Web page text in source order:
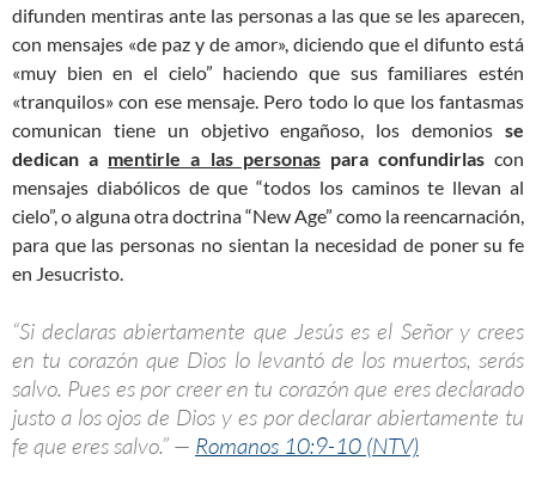
difunden mentiras ante las personas a las que se les aparecen,
con mensajes «de paz y de amor», diciendo que el difunto está
«muy bien en el cielo” haciendo que sus familiares estén
«tranquilos» con ese mensaje. Pero todo lo que los fantasmas
comunican tiene un objetivo engañoso, los demonios se
dedican a mentirle a las personaspara confundirlas con
mensajes diabólicos de que “todos los caminos te llevan al
cielo”, o alguna otra doctrina “New Age” como la reencarnación,
para que las personas no sientan la necesidad de poner su fe
en Jesucristo.
“Si declaras abiertamente que Jesús es el Señor y crees
en tu corazón que Dios lo levantó de los muertos, serás
salvo. Pues es por creer en tu corazón que eres declarado
justo a los ojos de Dios y es por declarar abiertamente tu
fe que eres salvo.” — Romanos 10:9-10 (NTV)